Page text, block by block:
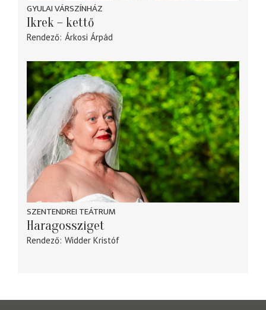
GYULAI VÁRSZÍNHÁZ
Ikrek – kettő
Rendező Árkosi Árpád
SZENTENDREI TEÁTRUM
Haragossziget
Rendező Widder Kristóf